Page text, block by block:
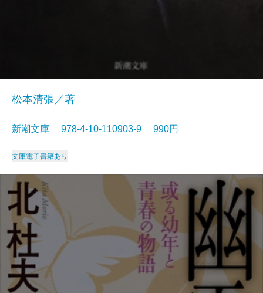
松本清張／著
新潮文庫 978-4-10-110903-9 990円
文庫電子書籍あり